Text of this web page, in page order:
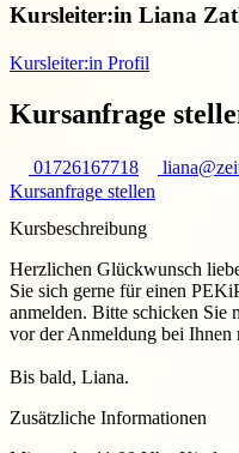
Kursleiter:in Liana
Kursleiter:in Profil
Kursanfrage
01726167718
Kursanfrage stellen
Kursbeschreibung
Herzlichen Glückwunsch
Sie sich gerne für einen
anmelden. Bitte schicken Sie
vor der Anmeldung bei Ihnen
Bis bald, Liana.
Zusätzliche Informationen